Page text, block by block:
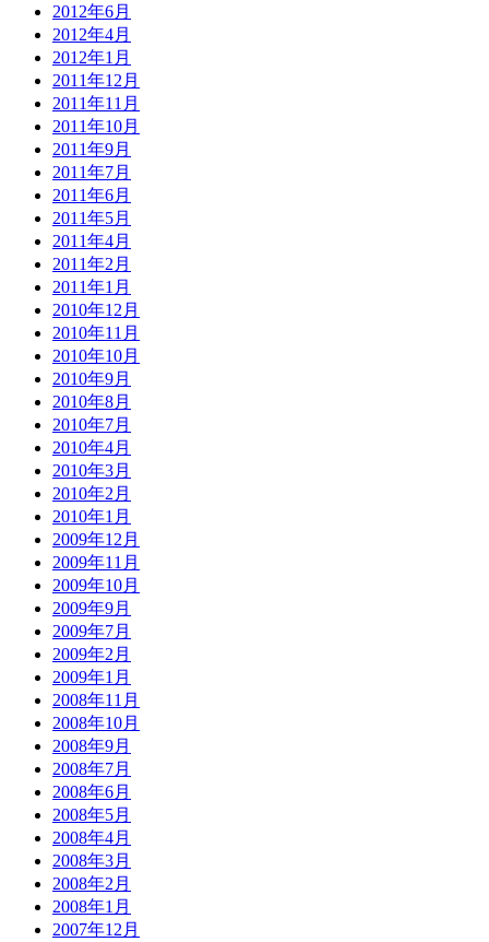
2012年6月
2012年4月
2012年1月
2011年12月
2011年11月
2011年10月
2011年9月
2011年7月
2011年6月
2011年5月
2011年4月
2011年2月
2011年1月
2010年12月
2010年11月
2010年10月
2010年9月
2010年8月
2010年7月
2010年4月
2010年3月
2010年2月
2010年1月
2009年12月
2009年11月
2009年10月
2009年9月
2009年7月
2009年2月
2009年1月
2008年11月
2008年10月
2008年9月
2008年7月
2008年6月
2008年5月
2008年4月
2008年3月
2008年2月
2008年1月
2007年12月